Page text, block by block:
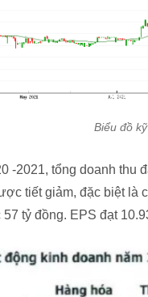
Biểu đồ
-2021, tổng doanh thu
tiết giảm, đặc biệt là
tỷ đồng. EPS đạt